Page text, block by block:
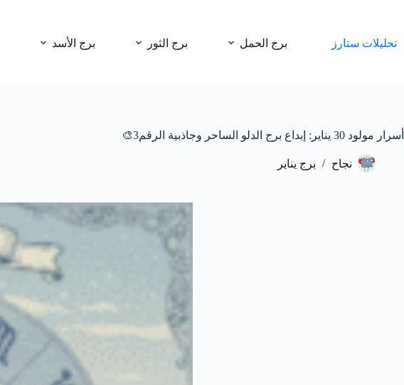
تحليلات ستارز برج الحمل برج الثور برج الأسد
أسرار مولود 30 يناير: إبداع برج الدلو الساحر وجاذبية الرقم3🎨
نجاح برج يناير